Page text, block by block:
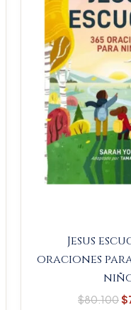
Jesus
oraciones
$80.100$